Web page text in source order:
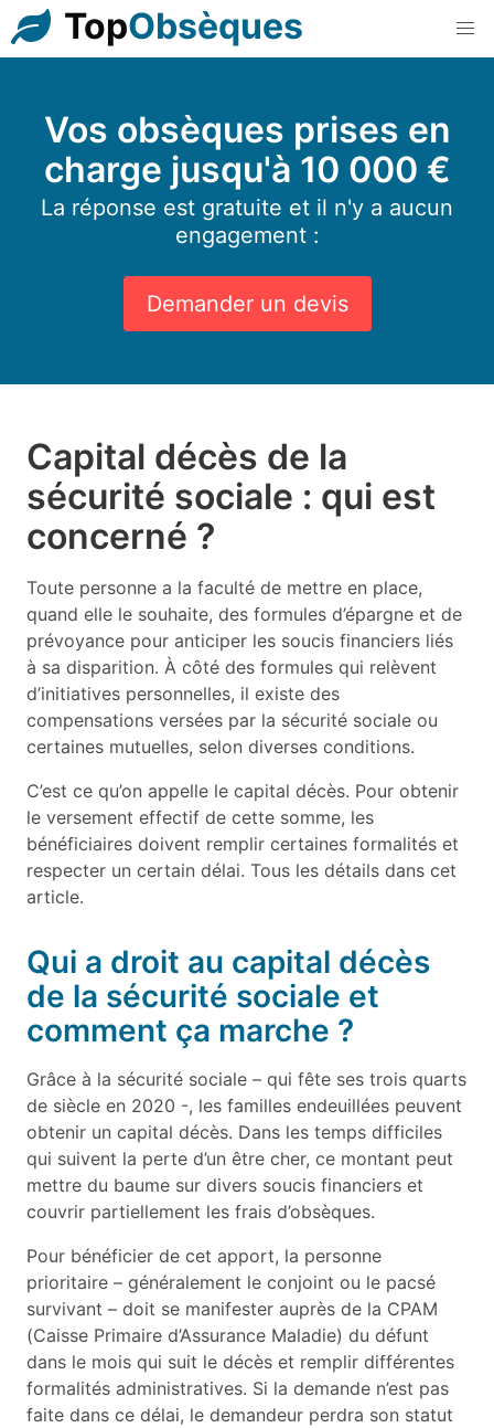
TopObsèques
Vos obsèques prises en
charge jusqu'à 10 000 €
La réponse est gratuite et il n'y a aucun
engagement :
Demander un devis
Capital décès de la
sécurité sociale : qui est
concerné ?
Toute personne a la faculté de mettre en place,
quand elle le souhaite, des formules d’épargne et de
prévoyance pour anticiper les soucis financiers liés
à sa disparition. À côté des formules qui relèvent
d’initiatives personnelles, il existe des
compensations versées par la sécurité sociale ou
certaines mutuelles, selon diverses conditions.
C’est ce qu’on appelle le capital décès. Pour obtenir
le versement effectif de cette somme, les
bénéficiaires doivent remplir certaines formalités et
respecter un certain délai. Tous les détails dans cet
article.
Qui a droit au capital décès
de la sécurité sociale et
comment ça marche ?
Grâce à la sécurité sociale – qui fête ses trois quarts
de siècle en 2020 -, les familles endeuillées peuvent
obtenir un capital décès. Dans les temps difficiles
qui suivent la perte d’un être cher, ce montant peut
mettre du baume sur divers soucis financiers et
couvrir partiellement les frais d’obsèques.
Pour bénéficier de cet apport, la personne
prioritaire – généralement le conjoint ou le pacsé
survivant – doit se manifester auprès de la CPAM
(Caisse Primaire d’Assurance Maladie) du défunt
dans le mois qui suit le décès et remplir différentes
formalités administratives. Si la demande n’est pas
faite dans ce délai, le demandeur perdra son statut